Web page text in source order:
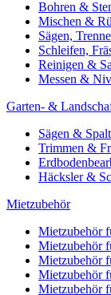
Bohren &
Mischen &
Sägen,
Schleifen,
Reinigen &
Messen &
Garten- &
Sägen &
Trimmen &
Häcksler &
Mietzubehör
Mietzubehör
Mietzubehör
Mietzubehör
Mietzubehör
Mietzubehör